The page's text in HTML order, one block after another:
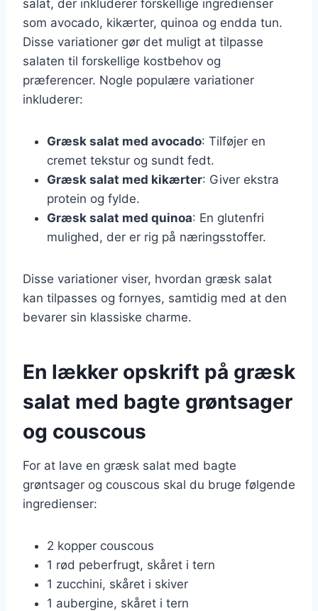
salat, der inkluderer forskellige ingredienser
som avocado, kikærter, quinoa og endda tun.
Disse variationer gør det muligt at tilpasse
salaten til forskellige kostbehov og
præferencer. Nogle populære variationer
inkluderer:
Græsk salat med avocado: Tilføjer en
cremet tekstur og sundt fedt.
Græsk salat med kikærter: Giver ekstra
protein og fylde.
Græsk salat med quinoa: En glutenfri
mulighed, der er rig på næringsstoffer.
Disse variationer viser, hvordan græsk salat
kan tilpasses og fornyes, samtidig med at den
bevarer sin klassiske charme.
En lækker opskrift på græsk
salat med bagte grøntsager
og couscous
For at lave en græsk salat med bagte
grøntsager og couscous skal du bruge følgende
ingredienser:
2 kopper couscous
1 rød peberfrugt, skåret i tern
1 zucchini, skåret i skiver
1 aubergine, skåret i tern